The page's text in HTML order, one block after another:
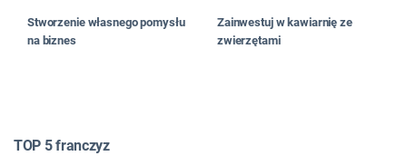
Stworzenie własnego pomysłu
na biznes
Zainwestuj w kawiarnię ze
zwierzętami
TOP 5 franczyz